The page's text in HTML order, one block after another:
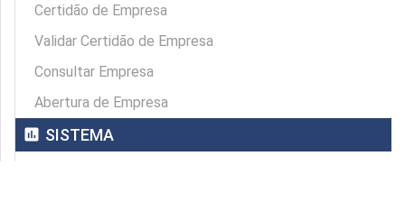
Certidão de Empresa
Validar Certidão de Empresa
Consultar Empresa
Abertura de Empresa
assessment SISTEMA